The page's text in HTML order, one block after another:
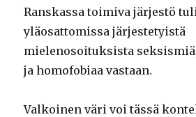
Ranskassa toimiva järjestö
yläosattomissa järjestetyistä
mielenosoituksista
ja homofobiaa vastaan.
Valkoinen väri voi tässä